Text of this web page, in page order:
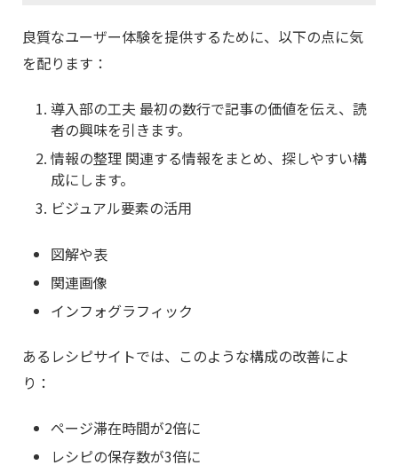
良質なユーザー体験を提供するために、以下の点に気
を配ります：
導入部の工夫 最初の数行で記事の価値を伝え、読
者の興味を引きます。
情報の整理 関連する情報をまとめ、探しやすい構
成にします。
ビジュアル要素の活用
図解や表
関連画像
インフォグラフィック
あるレシピサイトでは、このような構成の改善によ
り：
ページ滞在時間が2倍に
レシピの保存数が3倍に